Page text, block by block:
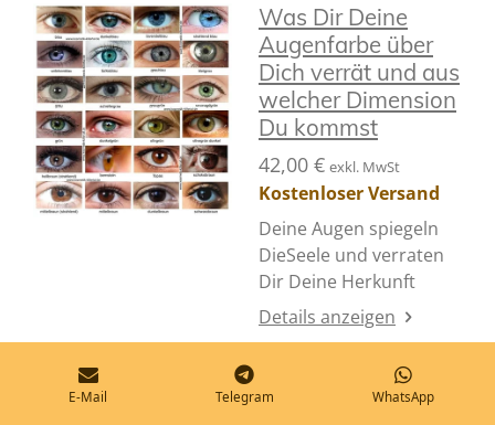
Was Dir Deine
Augenfarbe über
Dich verrät und aus
welcher Dimension
Du kommst
42,00 € exkl. MwSt
Kostenloser Versand
Deine Augen spiegeln
DieSeele und verraten
Dir Deine Herkunft
Details anzeigen
In den Warenkorb
E-Mail Telegram WhatsApp